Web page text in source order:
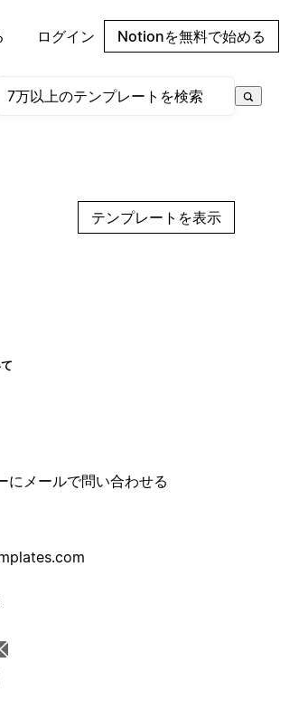
ログイン Notionを無料で始める
テンプレートを表示
にメールで問い合わせる